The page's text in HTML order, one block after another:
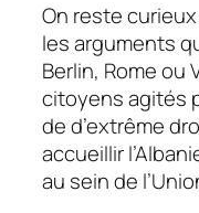
On reste
les arguments
Berlin, Rome ou
citoyens agités
de d’extrême
accueillir
au sein de